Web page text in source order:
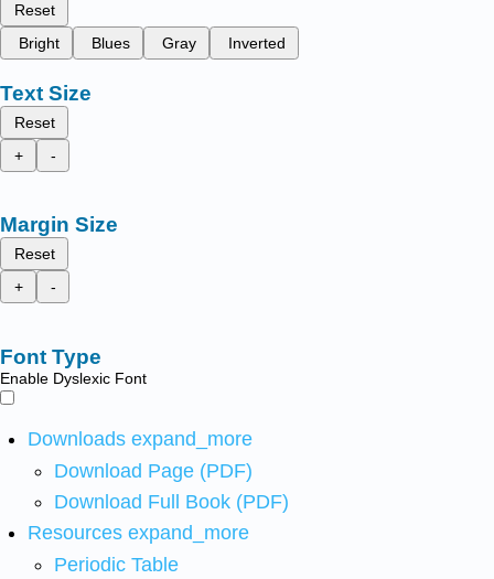
Reset
Bright
Blues Gray Inverted
Text Size
Reset
+
-
Margin Size
Reset
+
-
Font Type
Enable Dyslexic Font
Downloads expand_more
Download Page (PDF)
Download Full Book (PDF)
Resources expand_more
Periodic Table